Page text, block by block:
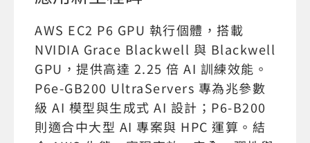
AWS EC2 P6 GPU 執行個體，搭載
NVIDIA Grace Blackwell 與 Blackwell
GPU，提供高達 2.25 倍 AI 訓練效能。
P6e-GB200 UltraServers 專為兆參數
級 AI 模型與生成式 AI 設計；P6-B200
則適合中大型 AI 專案與 HPC 運算。結